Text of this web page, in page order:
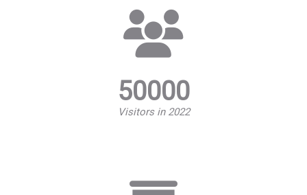
50000
Visitors in 2022